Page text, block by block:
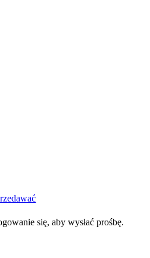
się, aby wysłać prośbę.